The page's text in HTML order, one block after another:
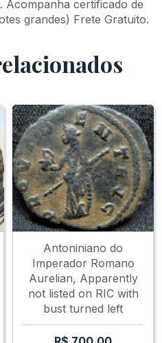
1081; SNG
Acompanha certificado de
grandes) Frete Gratuito.
Antoniniano do
Imperador Romano
Aurelian, Apparently
not listed on RIC with
bust turned left